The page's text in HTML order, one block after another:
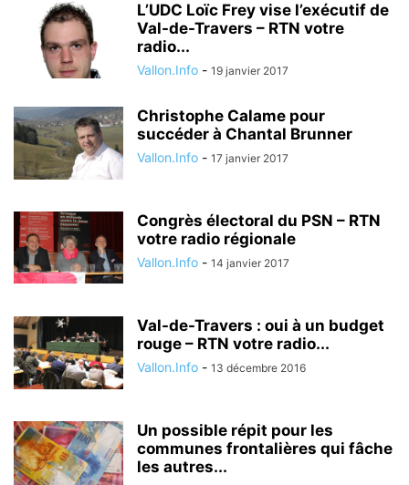
L’UDC Loïc Frey vise l’exécutif de
Val-de-Travers – RTN votre
radio...
Vallon.Info - 19 janvier 2017
Christophe Calame pour
succéder à Chantal Brunner
Vallon.Info - 17 janvier 2017
Congrès électoral du PSN – RTN
votre radio régionale
Vallon.Info - 14 janvier 2017
Val-de-Travers : oui à un budget
rouge – RTN votre radio...
Vallon.Info - 13 décembre 2016
Un possible répit pour les
communes frontalières qui fâche
les autres...